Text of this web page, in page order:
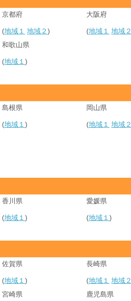
京都府
(地域１ 地域２)
大阪府
(地域１ 地域２
和歌山県
(地域１ )
島根県
(地域１ )
岡山県
(地域１ 地域２
香川県
(地域１ )
愛媛県
(地域１ )
佐賀県
(地域１ )
長崎県
(地域１ 地域２
宮崎県 鹿児島県